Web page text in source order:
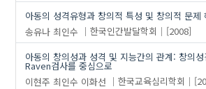
아동의 성격유형과 창의적 특성 및 창의적 문제
송유나 최인수 한국인간발달학회
[2008]
아동의 창의성과 성격 및 지능간의 관계: 창의
Raven검사를 중심으로
이현주 최인수 이화선 한국교육심리학회